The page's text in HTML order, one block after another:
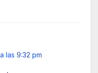
las 9:32 pm